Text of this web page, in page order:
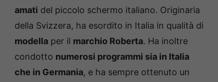
amati del piccolo schermo italiano. Originaria
della Svizzera, ha esordito in Italia in qualità di
modella per il marchio Roberta. Ha inoltre
condotto numerosi programmi sia in Italia
che in Germania, e ha sempre ottenuto un